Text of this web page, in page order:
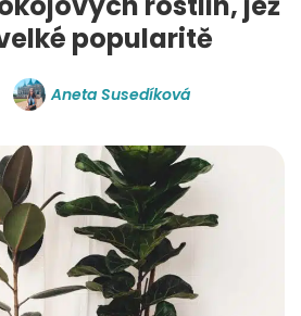
popularitě
Aneta Susedíková